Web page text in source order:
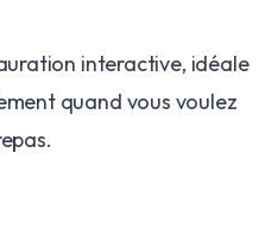
interactive, idéale
quand vous voulez